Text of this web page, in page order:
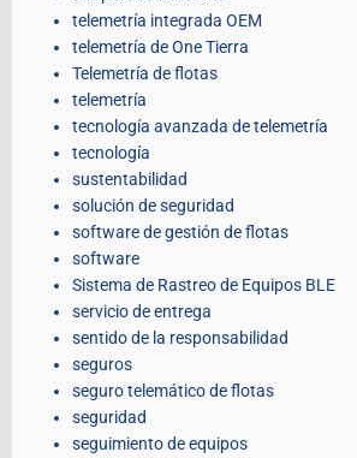
telemetría integrada OEM
telemetría de One Tierra
Telemetría de flotas
telemetría
tecnología avanzada de telemetría
tecnología
sustentabilidad
solución de seguridad
software de gestión de flotas
software
Sistema de Rastreo de Equipos BLE
servicio de entrega
sentido de la responsabilidad
seguros
seguro telemático de flotas
seguridad
seguimiento de equipos